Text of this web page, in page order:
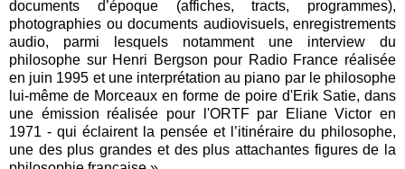
documents d’époque (affiches, tracts, programmes),
photographies ou documents audiovisuels, enregistrements
audio, parmi lesquels notamment une interview du
philosophe sur Henri Bergson pour Radio France réalisée
en juin 1995 et une interprétation au piano par le philosophe
lui-même de Morceaux en forme de poire d'Erik Satie, dans
une émission réalisée pour l'ORTF par Eliane Victor en
1971 - qui éclairent la pensée et l’itinéraire du philosophe,
une des plus grandes et des plus attachantes figures de la